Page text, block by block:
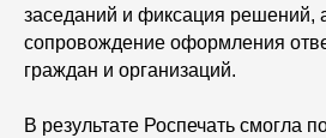
заседаний и фиксация решений,
сопровождение оформления
граждан и организаций.
В результате Роспечать смогла